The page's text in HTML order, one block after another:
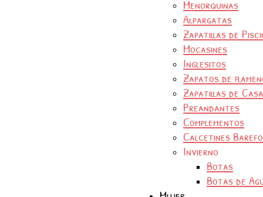
Menorquinas
Alpargatas
Zapatillas de
Mocasines
Inglesitos
Zapatos de
Zapatillas de Casa
Preandantes
Complementos
Calcetines
Invierno
Botas
Botas de